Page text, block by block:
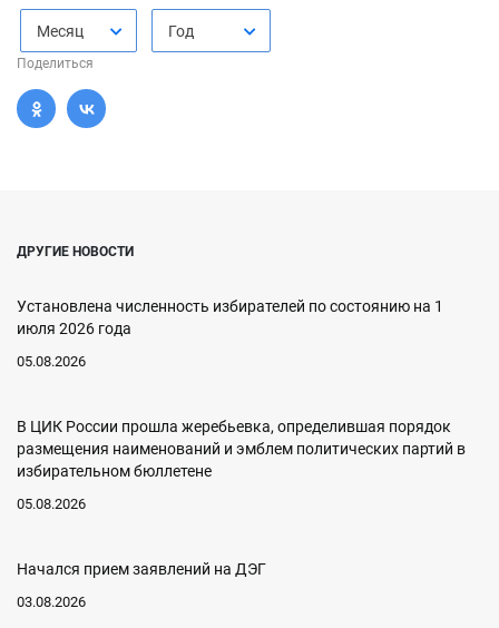
Месяц Год
Поделиться
ДРУГИЕ НОВОСТИ
Установлена численность избирателей по состоянию на 1
июля 2026 года
05.08.2026
В ЦИК России прошла жеребьевка, определившая порядок
размещения наименований и эмблем политических партий в
избирательном бюллетене
05.08.2026
Начался прием заявлений на ДЭГ
03.08.2026